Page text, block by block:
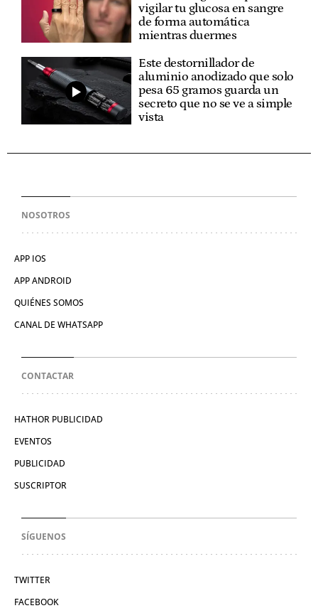
vigilar tu glucosa en sangre
de forma automática
mientras duermes
Este destornillador de
aluminio anodizado que solo
pesa 65 gramos guarda un
secreto que no se ve a simple
vista
NOSOTROS
APP IOS
APP ANDROID
QUIÉNES SOMOS
CANAL DE WHATSAPP
CONTACTAR
HATHOR PUBLICIDAD
EVENTOS
PUBLICIDAD
SUSCRIPTOR
SÍGUENOS
TWITTER
FACEBOOK